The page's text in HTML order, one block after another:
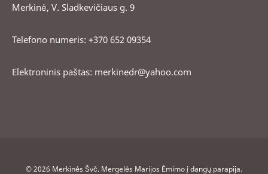
Merkinė, V. Sladkevičiaus g. 9
Telefono numeris: +370 652 09354
Elektroninis paštas: merkinedr@yahoo.com
© 2026 Merkinės Švč. Mergelės Marijos Ėmimo į dangų parapija.